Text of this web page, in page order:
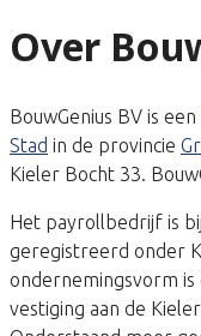
Over
BouwGenius BV is een
Stad in de provincie
Kieler Bocht 33.
Het payrollbedrijf is
geregistreerd onder
ondernemingsvorm is
vestiging aan de